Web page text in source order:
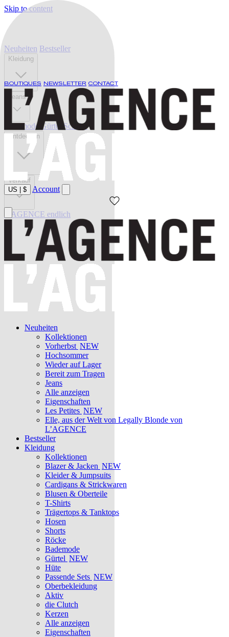
Skip to content
BOUTIQUES NEWSLETTER CONTACT
US $ Account
Neuheiten
Kollektionen
Vorherbst NEW
Hochsommer
Wieder auf Lager
Bereit zum Tragen
Jeans
Alle anzeigen
Eigenschaften
Les Petites NEW
Elle, aus der Welt von Legally Blonde von
L’AGENCE
Bestseller
Kleidung
Kollektionen
Blazer & Jacken NEW
Kleider & Jumpsuits
Cardigans & Strickwaren
Blusen & Oberteile
T-Shirts
Trägertops & Tanktops
Hosen
Shorts
Röcke
Bademode
Gürtel NEW
Hüte
Passende Sets NEW
Oberbekleidung
Aktiv
die Clutch
Kerzen
Alle anzeigen
Eigenschaften
Neuheiten Bestseller
Kleidung
Jeans
Bademode Gürtel Schuhe
Entdecken
Verkauf
L'AGENCE endlich